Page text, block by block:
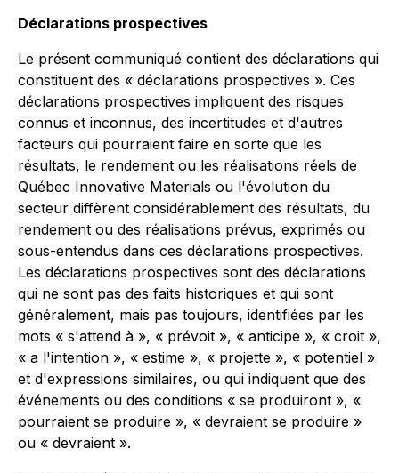
Déclarations prospectives
Le présent communiqué contient des déclarations qui
constituent des « déclarations prospectives ». Ces
déclarations prospectives impliquent des risques
connus et inconnus, des incertitudes et d'autres
facteurs qui pourraient faire en sorte que les
résultats, le rendement ou les réalisations réels de
Québec Innovative Materials ou l'évolution du
secteur diffèrent considérablement des résultats, du
rendement ou des réalisations prévus, exprimés ou
sous-entendus dans ces déclarations prospectives.
Les déclarations prospectives sont des déclarations
qui ne sont pas des faits historiques et qui sont
généralement, mais pas toujours, identifiées par les
mots « s'attend à », « prévoit », « anticipe », « croit »,
« a l'intention », « estime », « projette », « potentiel »
et d'expressions similaires, ou qui indiquent que des
événements ou des conditions « se produiront », «
pourraient se produire », « devraient se produire »
ou « devraient ».